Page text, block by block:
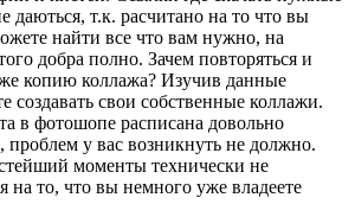
даються, т.к. расчитано на то что вы
найти все что вам нужно, на
добра полно. Зачем повторяться и
копию коллажа? Изучив данные
создавать свои собственные коллажи.
в фотошопе расписана довольно
проблем у вас возникнуть не должно.
моменты технически не
на то, что вы немного уже владеете